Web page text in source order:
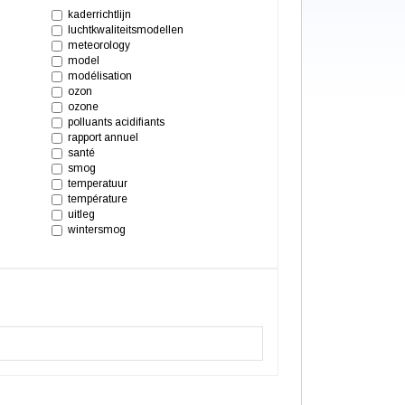
kaderrichtlijn
luchtkwaliteitsmodellen
meteorology
model
modélisation
ozon
ozone
polluants acidifiants
rapport annuel
santé
smog
temperatuur
température
uitleg
wintersmog